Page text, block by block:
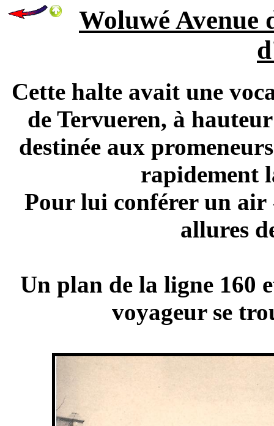
Woluwé Avenue
Cette halte avait une
de Tervueren, à
destinée aux
rapidement
Pour lui conférer un air
allures
Un plan de la ligne 160
voyageur se